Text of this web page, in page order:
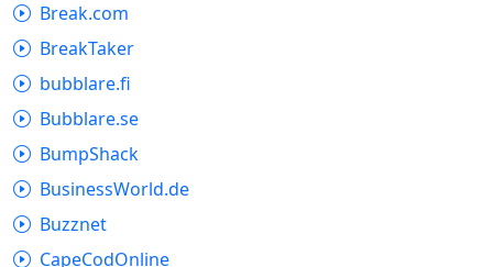
Break.com
BreakTaker
bubblare.fi
Bubblare.se
BumpShack
BusinessWorld.de
Buzznet
CapeCodOnline